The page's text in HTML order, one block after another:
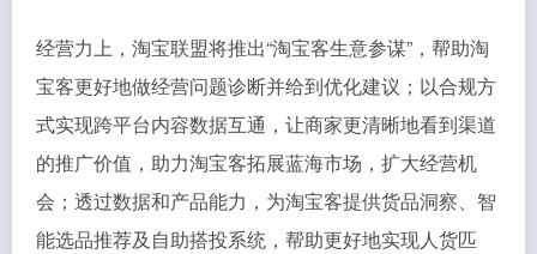
经营力上，淘宝联盟将推出“淘宝客生意参谋”，帮助淘
宝客更好地做经营问题诊断并给到优化建议；以合规方
式实现跨平台内容数据互通，让商家更清晰地看到渠道
的推广价值，助力淘宝客拓展蓝海市场，扩大经营机
会；透过数据和产品能力，为淘宝客提供货品洞察、智
能选品推荐及自助搭投系统，帮助更好地实现人货匹